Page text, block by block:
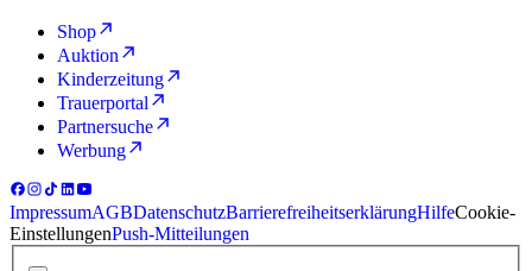
Shop
Auktion
Kinderzeitung
Trauerportal
Partnersuche
Werbung
ImpressumAGBDatenschutzBarrierefreiheitserklärungHilfeCookie-
EinstellungenPush-Mitteilungen